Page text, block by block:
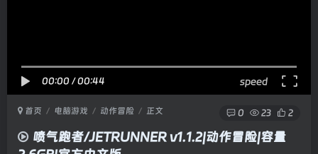
00:00 /00:44 speed
首页 电脑游戏 动作冒险 正文 0 23 2
喷气跑者/JETRUNNER v1.1.2|动作冒险|容量